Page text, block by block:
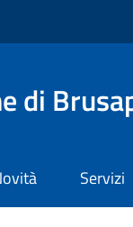
di
Servizi